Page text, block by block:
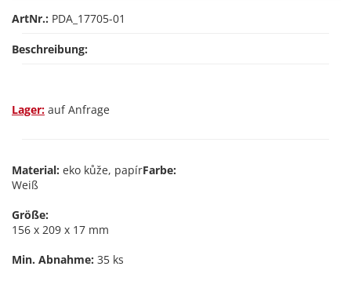
ArtNr.: PDA_17705-01
Beschreibung:
Lager: auf Anfrage
Material: eko kůže, papírFarbe:
Weiß
Größe:
156 x 209 x 17 mm
Min. Abnahme: 35 ks